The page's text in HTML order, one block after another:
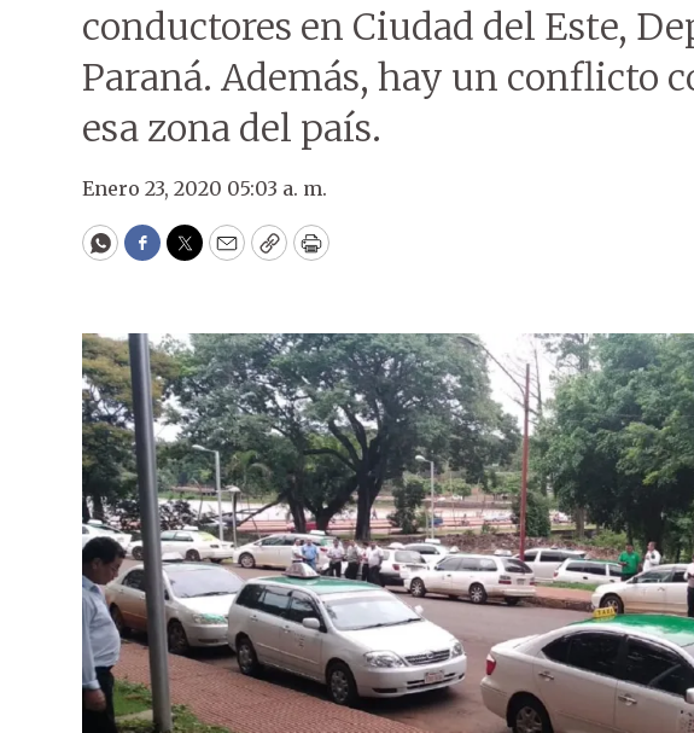
conductores en Ciudad del Este,
Paraná. Además, hay un conflicto
esa zona del país.
Enero 23, 2020 05:03 a. m.
WhatsApp
Facebook
Twitter
EmailCopyPrint